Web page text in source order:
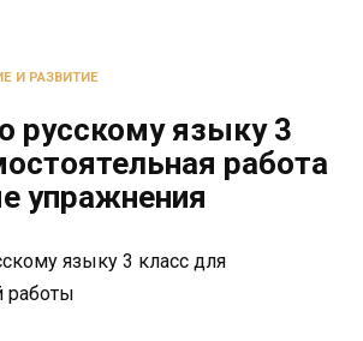
И РАЗВИТИЕ
русскому языку 3
работа
упражнения